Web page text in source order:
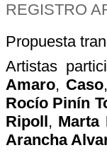
REGISTRO
Propuesta
Artistas
Amaro, Caso,
Rocío Pinín
Ripoll, Marta
Arancha